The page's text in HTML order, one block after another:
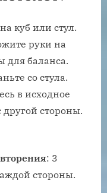
куб или стул.
руки на
для баланса.
со стула.
в исходное
стороны.
: 3
стороны.